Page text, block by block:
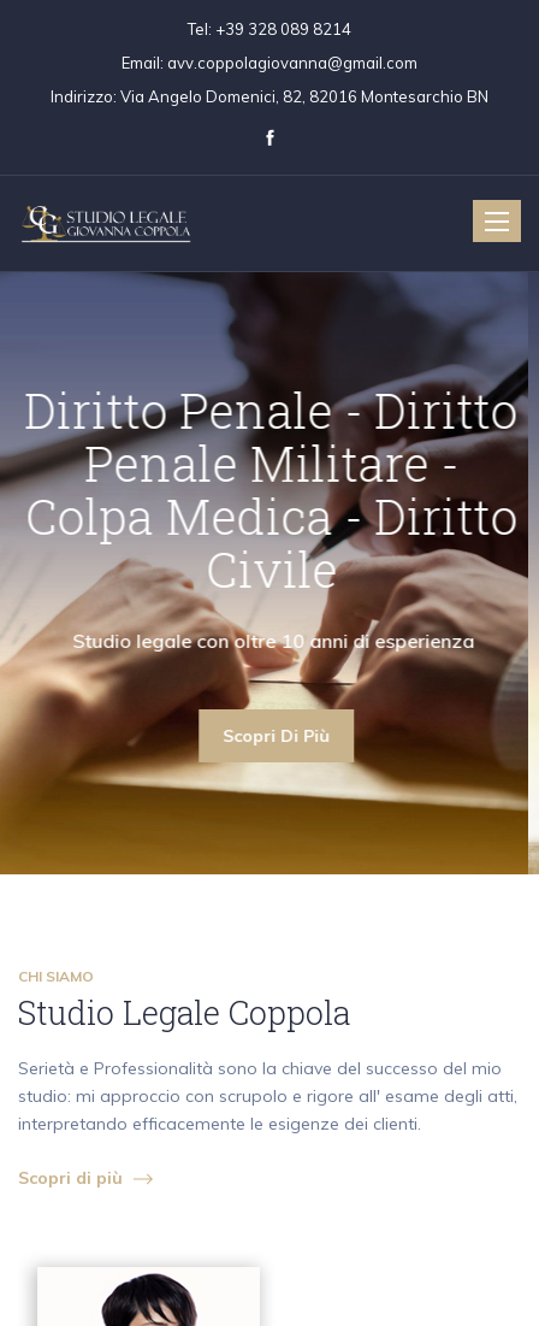
Tel: +39 328 089 8214
Email: avv.coppolagiovanna@gmail.com
Indirizzo: Via Angelo Domenici, 82, 82016 Montesarchio BN
Toggle
Civile
"Collaboro con avvocati civilisti garantendo la
assistenza anche nell'ambito del diritto civile"
Scopri Di Più
Diritto Penale -
Penale Militare
Colpa Medica -
Civile
Studio legale con oltre 10
Diritto Penale
"La mia attività di avvocato ruota attorno ai
contenziosi e alle consulenze in diritto penale"
Scopri Di Più
Colpa MedicaDiritto Penale
Scopri Di Più
"Collaboro con
massima
Scopri Di Più
CHI SIAMO
Studio Legale Coppola
Serietà e Professionalità sono la chiave del successo del mio
studio: mi approccio con scrupolo e rigore all' esame degli atti,
interpretando efficacemente le esigenze dei clienti.
Scopri di più